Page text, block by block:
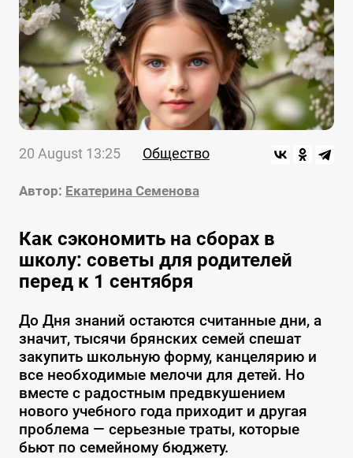
20 August 13:25 Общество
Автор: Екатерина Семенова
Как сэкономить на сборах в
школу: советы для родителей
перед к 1 сентября
До Дня знаний остаются считанные дни, а
значит, тысячи брянских семей спешат
закупить школьную форму, канцелярию и
все необходимые мелочи для детей. Но
вместе с радостным предвкушением
нового учебного года приходит и другая
проблема — серьезные траты, которые
бьют по семейному бюджету.